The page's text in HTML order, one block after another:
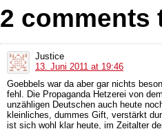
2 comments
Justice
13. Juni 2011 at 19:46
Goebbels war da aber gar nichts
fehl. Die Propaganda Hetzerei von
unzähligen Deutschen auch heute
kleinliches, dummes Gift, verstärkt
ist sich wohl klar heute, im Zeitalter